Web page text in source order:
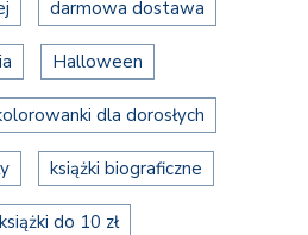
darmowa dostawa
Halloween
dla dorosłych
książki biograficzne
książki do 10 zł